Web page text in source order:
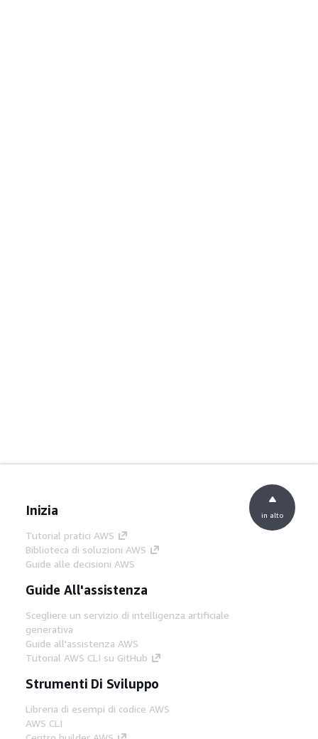
Inizia
Tutorial pratici AWS
Biblioteca di soluzioni AWS
Guide alle decisioni AWS
Guide All'assistenza
Scegliere un servizio di intelligenza artificiale
generativa
Guide all'assistenza AWS
Tutorial AWS CLI su GitHub
Strumenti Di Sviluppo
Libreria di esempi di codice AWS
AWS CLI
in alto